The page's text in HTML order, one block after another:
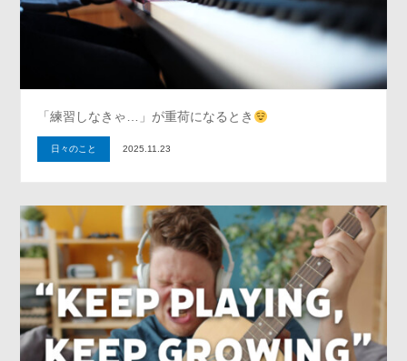
「練習しなきゃ…」が重荷になるとき
日々のこと 2025.11.23